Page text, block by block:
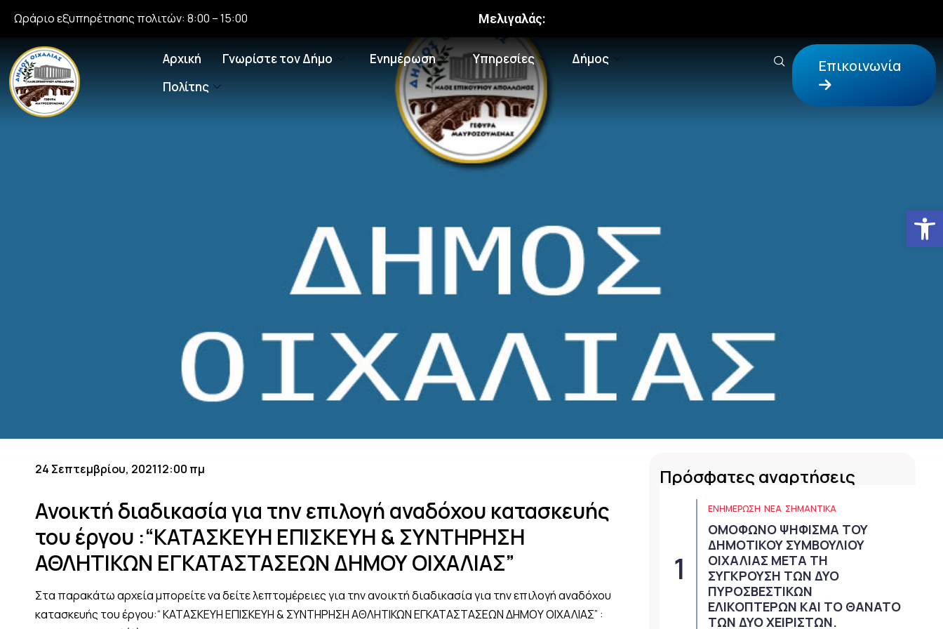
Ωράριο εξυπηρέτησης πολιτών: 8:00 – 15:00 Μελιγαλάς:
Αρχική Γνωρίστε τον Δήμο Ενημέρωση Υπηρεσίες
Δήμος
Πολίτης
Επικοινωνία
24 Σεπτεμβρίου, 202112:00 πμ
Ανοικτή διαδικασία για την επιλογή αναδόχου κατασκευής
του έργου :“ΚΑΤΑΣΚΕΥΗ ΕΠΙΣΚΕΥΗ & ΣΥΝΤΗΡΗΣΗ
ΑΘΛΗΤΙΚΩΝ ΕΓΚΑΤΑΣΤΑΣΕΩΝ ΔΗΜΟΥ ΟΙΧΑΛΙΑΣ”
Στα παρακάτω αρχεία μπορείτε να δείτε λεπτομέρειες για την ανοικτή διαδικασία για την επιλογή αναδόχου
κατασκευής του έργου:“ ΚΑΤΑΣΚΕΥΗ ΕΠΙΣΚΕΥΗ & ΣΥΝΤΗΡΗΣΗ ΑΘΛΗΤΙΚΩΝ ΕΓΚΑΤΑΣΤΑΣΕΩΝ ΔΗΜΟΥ ΟΙΧΑΛΙΑΣ” :
Πρόσφατες αναρτήσεις
ΕΝΗΜΕΡΩΣΗ ΝΈΑ ΣΗΜΑΝΤΙΚΆ
ΟΜΟΦΩΝΟ ΨΗΦΙΣΜΑ ΤΟΥ
ΔΗΜΟΤΙΚΟΥ ΣΥΜΒΟΥΛΙΟΥ
ΟΙΧΑΛΙΑΣ ΜΕΤΑ ΤΗ
ΣΥΓΚΡΟΥΣΗ ΤΩΝ ΔΥΟ
ΠΥΡΟΣΒΕΣΤΙΚΩΝ
ΕΛΙΚΟΠΤΕΡΩΝ ΚΑΙ ΤΟ ΘΑΝΑΤΟ
ΤΩΝ ΔΥΟ ΧΕΙΡΙΣΤΩΝ.